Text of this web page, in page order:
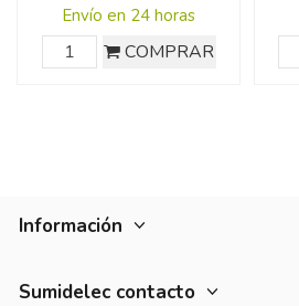
Envío en 24 horas
COMPRAR
Información
Sumidelec contacto